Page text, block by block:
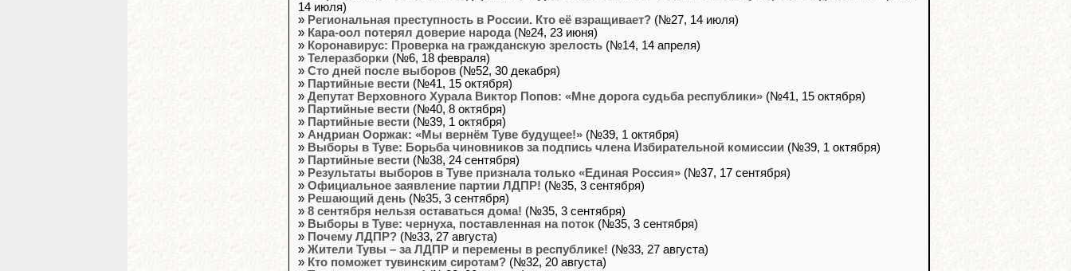
14 июля)
» Региональная преступность в России. Кто её взращивает? (№27, 14 июля)
» Кара-оол потерял доверие народа(№24, 23 июня)
» Коронавирус: Проверка на гражданскую зрелость (№14, 14 апреля)
» Телеразборки (№6, 18 февраля)
» Сто дней после выборов (№52, 30 декабря)
» Партийные вести (№41, 15 октября)
» Депутат Верховного Хурала Виктор Попов: «Мне дорога судьба республики» (№41, 15 октября)
» Партийные вести (№40, 8 октября)
» Партийные вести (№39, 1 октября)
» Андриан Ооржак: «Мы вернём Туве будущее!» (№39, 1 октября)
» Выборы в Туве: Борьба чиновников за подпись члена Избирательной комиссии (№39, 1 октября)
» Партийные вести (№38, 24 сентября)
» Результаты выборов в Туве признала только «Единая Россия» (№37, 17 сентября)
» Официальное заявление партии ЛДПР! (№35, 3 сентября)
» Решающий день (№35, 3 сентября)
» 8 сентября нельзя оставаться дома! (№35, 3 сентября)
» Выборы в Туве: чернуха, поставленная на поток (№35, 3 сентября)
» Почему ЛДПР? (№33, 27 августа)
» Жители Тувы – за ЛДПР и перемены в республике! (№33, 27 августа)
» Кто поможет тувинским сиротам? (№32, 20 августа)